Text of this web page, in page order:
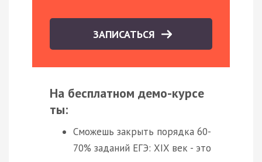
ЗАПИСАТЬСЯ
На бесплатном демо-курсе
ты:
Сможешь закрыть порядка 60-
70% заданий ЕГЭ: XIX век - это